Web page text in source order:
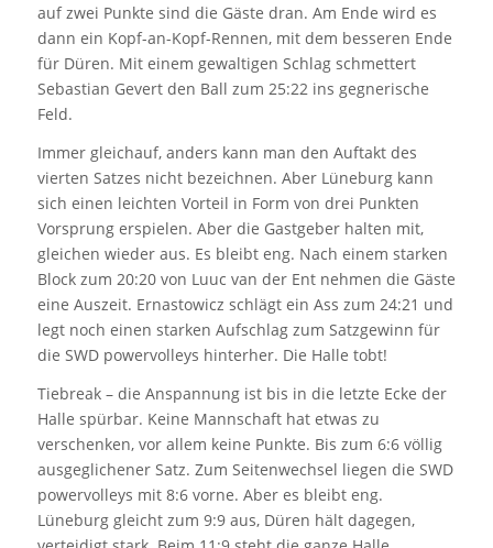
auf zwei Punkte sind die Gäste dran. Am Ende wird es
dann ein Kopf-an-Kopf-Rennen, mit dem besseren Ende
für Düren. Mit einem gewaltigen Schlag schmettert
Sebastian Gevert den Ball zum 25:22 ins gegnerische
Feld.
Immer gleichauf, anders kann man den Auftakt des
vierten Satzes nicht bezeichnen. Aber Lüneburg kann
sich einen leichten Vorteil in Form von drei Punkten
Vorsprung erspielen. Aber die Gastgeber halten mit,
gleichen wieder aus. Es bleibt eng. Nach einem starken
Block zum 20:20 von Luuc van der Ent nehmen die Gäste
eine Auszeit. Ernastowicz schlägt ein Ass zum 24:21 und
legt noch einen starken Aufschlag zum Satzgewinn für
die SWD powervolleys hinterher. Die Halle tobt!
Tiebreak – die Anspannung ist bis in die letzte Ecke der
Halle spürbar. Keine Mannschaft hat etwas zu
verschenken, vor allem keine Punkte. Bis zum 6:6 völlig
ausgeglichener Satz. Zum Seitenwechsel liegen die SWD
powervolleys mit 8:6 vorne. Aber es bleibt eng.
Lüneburg gleicht zum 9:9 aus, Düren hält dagegen,